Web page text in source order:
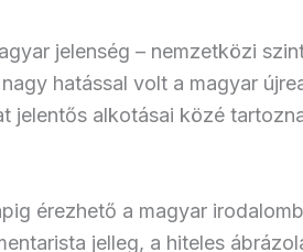
jelenség – nemzetközi
hatással volt a magyar
jelentős alkotásai közé
érezhető a magyar
jelleg, a hiteles